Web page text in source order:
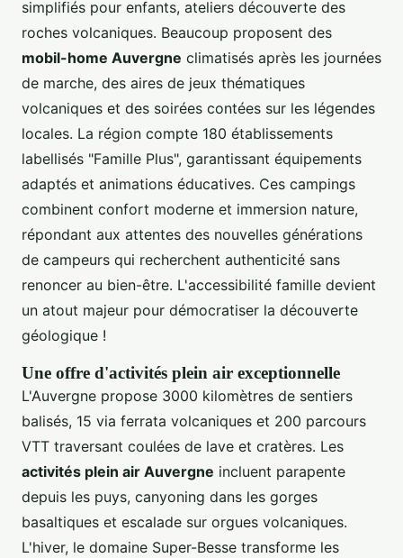
simplifiés pour enfants, ateliers découverte des
roches volcaniques. Beaucoup proposent des
mobil-home Auvergne climatisés après les journées
de marche, des aires de jeux thématiques
volcaniques et des soirées contées sur les légendes
locales. La région compte 180 établissements
labellisés "Famille Plus", garantissant équipements
adaptés et animations éducatives. Ces campings
combinent confort moderne et immersion nature,
répondant aux attentes des nouvelles générations
de campeurs qui recherchent authenticité sans
renoncer au bien-être. L'accessibilité famille devient
un atout majeur pour démocratiser la découverte
géologique !
Une offre d'activités plein air exceptionnelle
L'Auvergne propose 3000 kilomètres de sentiers
balisés, 15 via ferrata volcaniques et 200 parcours
VTT traversant coulées de lave et cratères. Les
activités plein air Auvergne incluent parapente
depuis les puys, canyoning dans les gorges
basaltiques et escalade sur orgues volcaniques.
L'hiver, le domaine Super-Besse transforme les